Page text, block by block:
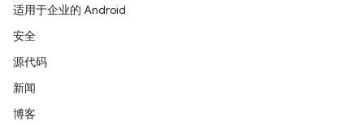
适用于企业的 Android
安全
源代码
新闻
博客